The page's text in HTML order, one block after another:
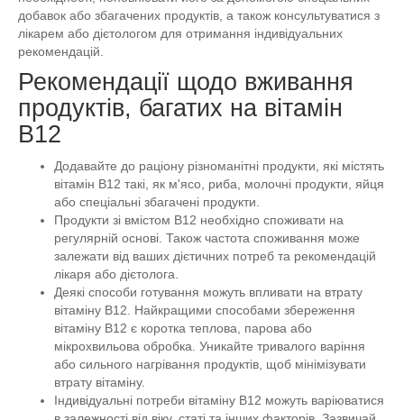
добавок або збагачених продуктів, а також консультуватися з
лікарем або дієтологом для отримання індивідуальних
рекомендацій.
Рекомендації щодо вживання
продуктів, багатих на вітамін
В12
Додавайте до раціону різноманітні продукти, які містять
вітамін B12 такі, як м'ясо, риба, молочні продукти, яйця
або спеціальні збагачені продукти.
Продукти зі вмістом В12 необхідно споживати на
регулярній основі. Також частота споживання може
залежати від ваших дієтичних потреб та рекомендацій
лікаря або дієтолога.
Деякі способи готування можуть впливати на втрату
вітаміну B12. Найкращими способами збереження
вітаміну B12 є коротка теплова, парова або
мікрохвильова обробка. Уникайте тривалого варіння
або сильного нагрівання продуктів, щоб мінімізувати
втрату вітаміну.
Індивідуальні потреби вітаміну B12 можуть варіюватися